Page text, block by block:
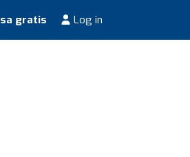
gratis Log in